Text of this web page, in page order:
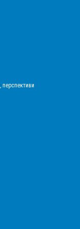
перспективи